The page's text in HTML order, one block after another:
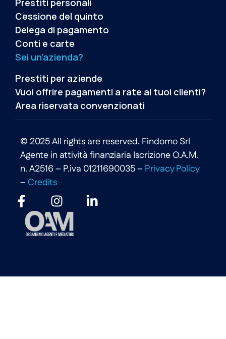
Prestiti personali
Cessione del quinto
Delega di pagamento
Conti e carte
Sei un’azienda?
Prestiti per aziende
Vuoi offrire pagamenti a rate ai tuoi clienti?
Area riservata convenzionati
© 2025 All rights are reserved. Findomo Srl
Agente in attività finanziaria Iscrizione O.A.M.
n. A2516 – P.iva 01211690035 – Privacy Policy
– Credits